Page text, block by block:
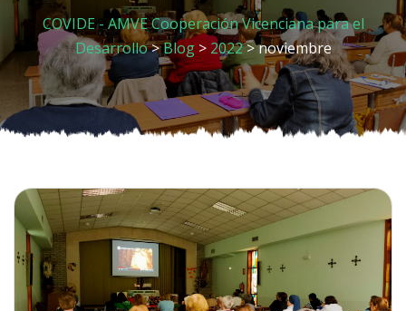
COVIDE - AMVE Cooperación Vicenciana para el
Desarrollo>Blog> 2022> noviembre